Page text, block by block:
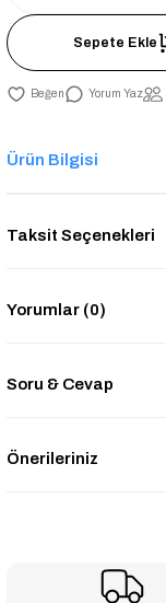
Sepete Ekle
Yorum Yaz
Ürün Bilgisi
Taksit Seçenekleri
Yorumlar (0)
Soru & Cevap
Önerileriniz